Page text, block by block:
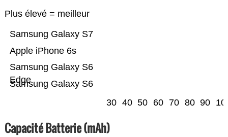
Plus élevé = meilleur
Samsung Galaxy S6
Samsung Galaxy S6
Edge
Apple iPhone 6s
Samsung Galaxy S7
30 40 50 60 70 80 90
Capacité Batterie (mAh)